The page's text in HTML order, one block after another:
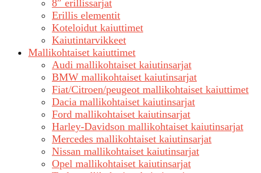
8″ erillissarjat
Erillis elementit
Koteloidut kaiuttimet
Kaiutintarvikkeet
Mallikohtaiset kaiuttimet
Audi mallikohtaiset kaiutinsarjat
BMW mallikohtaiset kaiutinsarjat
Fiat/Citroen/peugeot mallikohtaiset kaiuttimet
Dacia mallikohtaiset kaiutinsarjat
Ford mallikohtaiset kaiutinsarjat
Harley-Davidson mallikohtaiset kaiutinsarjat
Mercedes mallikohtaiset kaiutinsarjat
Nissan mallikohtaiset kaiutinsarjat
Opel mallikohtaiset kaiutinsarjat